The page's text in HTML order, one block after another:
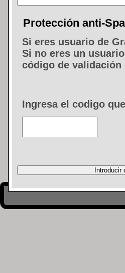
Protección anti-
Si eres usuario de
Si no eres un
código de validación
Ingresa el codigo